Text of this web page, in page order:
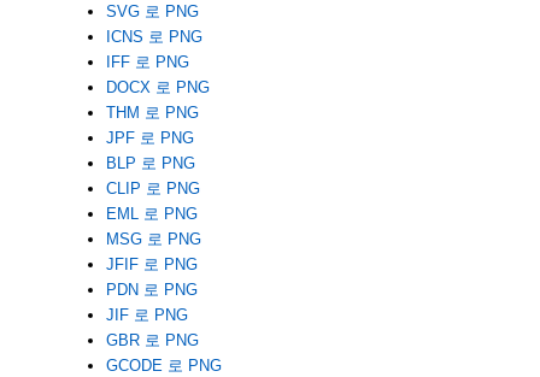
SVG 로 PNG
ICNS 로 PNG
IFF 로 PNG
DOCX 로 PNG
THM 로 PNG
JPF 로 PNG
BLP 로 PNG
CLIP 로 PNG
EML 로 PNG
MSG 로 PNG
JFIF 로 PNG
PDN 로 PNG
JIF 로 PNG
GBR 로 PNG
GCODE 로 PNG